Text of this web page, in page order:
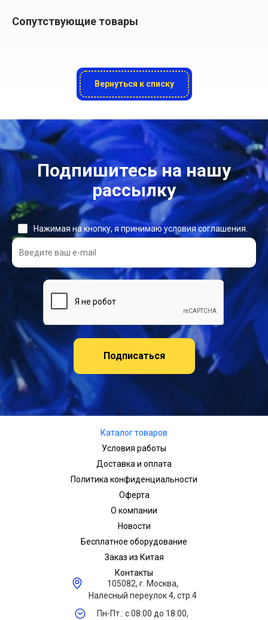
Сопутствующие товары
Вернуться к списку
Подпишитесь на нашу
рассылку
Подписаться
Нажимая на кнопку, я принимаю условия соглашения.
Каталог товаров
Условия работы
Доставка и оплата
Политика конфиденциальности
Оферта
О компании
Новости
Бесплатное оборудование
Заказ из Китая
Контакты
105082, г. Москва,
Налесный переулок 4, стр.4
Пн-Пт.: с 08:00 до 18:00,